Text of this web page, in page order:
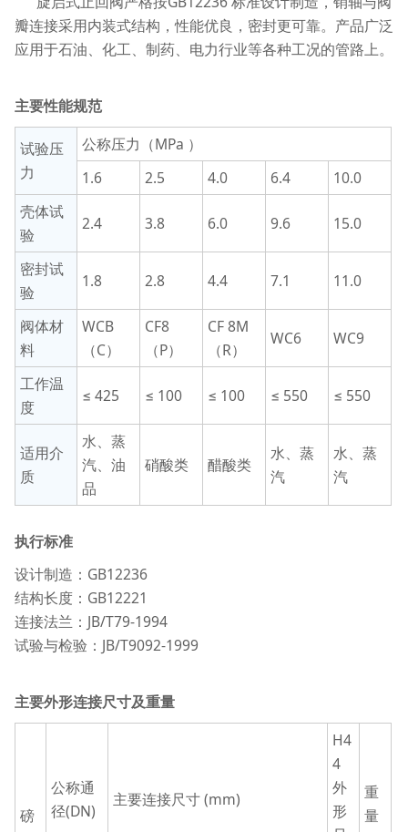
瓣连接采用内装式结构，性能优良，密封更可靠。产品广泛
应用于石油、化工、制药、电力行业等各种工况的管路上。
主要性能规范
试验压
力
公称压力（MPa ）
1.6
2.5 4.0 6.4
10.0
壳体试
验
2.4 3.8 6.0 9.6 15.0
密封试
验
1.8 2.8 4.4 7.1 11.0
阀体材
料
WCB
（C）
CF8
（P）
CF 8M
（R）
WC6 WC9
工作温
度
≤ 425 ≤ 100 ≤ 100 ≤ 550 ≤ 550
适用介
质
水、蒸
汽、油
品
硝酸类 醋酸类
水、蒸
汽
水、蒸
汽
执行标准
设计制造：GB12236
结构长度：GB12221
连接法兰：JB/T79-1994
试验与检验：JB/T9092-1999
主要外形连接尺寸及重量
磅
公称通
径(DN)
主要连接尺寸 (mm)
H4
4
外
形
重
量